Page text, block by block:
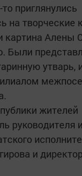
приглянулись
на творческие
картина Алены
Были
утварь,
жителей
руководителя
и